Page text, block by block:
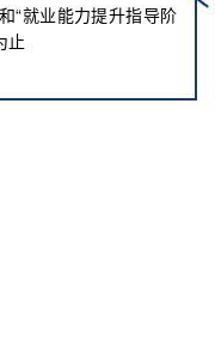
“就业能力提升指导阶
止